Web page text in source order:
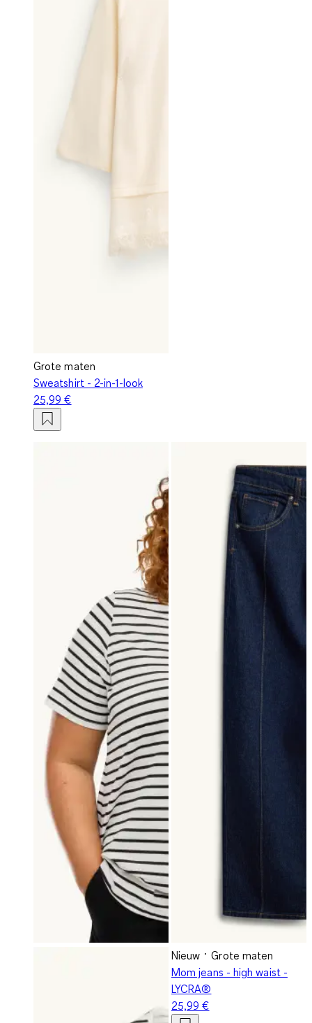
Grote maten
Sweatshirt - 2-in-1-look
25,99 €
Nieuw
Grote maten
Mom jeans - high waist -
LYCRA®
25,99 €